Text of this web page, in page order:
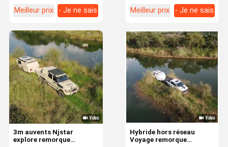
Aperçu Produits
A Propos De
Nous
Meilleur prix
- Je ne sais
Meilleur prix
- Je ne sais
Hybride hors réseau
Voyage remorque
3m auvents Njstar
explore remorque